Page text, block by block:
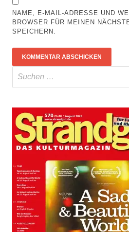
NAME, E-MAIL-ADRESSE UND
BROWSER FÜR MEINEN
SPEICHERN.